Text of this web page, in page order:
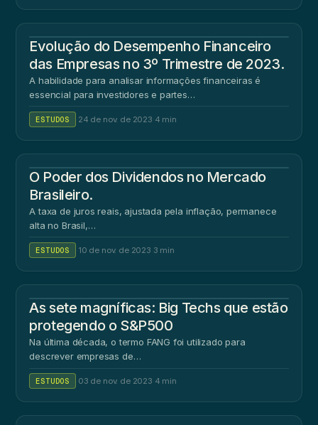
Evolução do Desempenho Financeiro
das Empresas no 3º Trimestre de 2023.
A habilidade para analisar informações financeiras é
essencial para investidores e partes…
ESTUDOS 24 de nov. de 2023 4 min
O Poder dos Dividendos no Mercado
Brasileiro.
A taxa de juros reais, ajustada pela inflação, permanece
alta no Brasil,…
ESTUDOS 10 de nov. de 2023 3 min
As sete magníficas: Big Techs que estão
protegendo o S&P500
Na última década, o termo FANG foi utilizado para
descrever empresas de…
ESTUDOS 03 de nov. de 2023 4 min